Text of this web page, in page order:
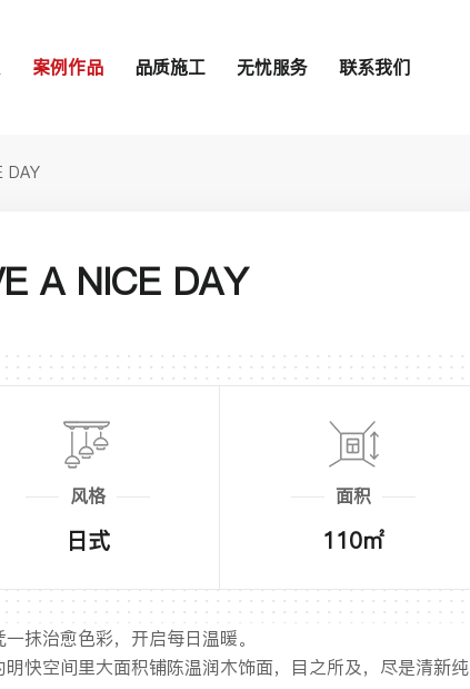
案例作品 品质施工 无忧服务 联系我们
DAY
A NICE DAY
风格
日式
面积
110㎡
抹治愈色彩，开启每日温暖。
快空间里大面积铺陈温润木饰面，目之所及，尽是清新纯